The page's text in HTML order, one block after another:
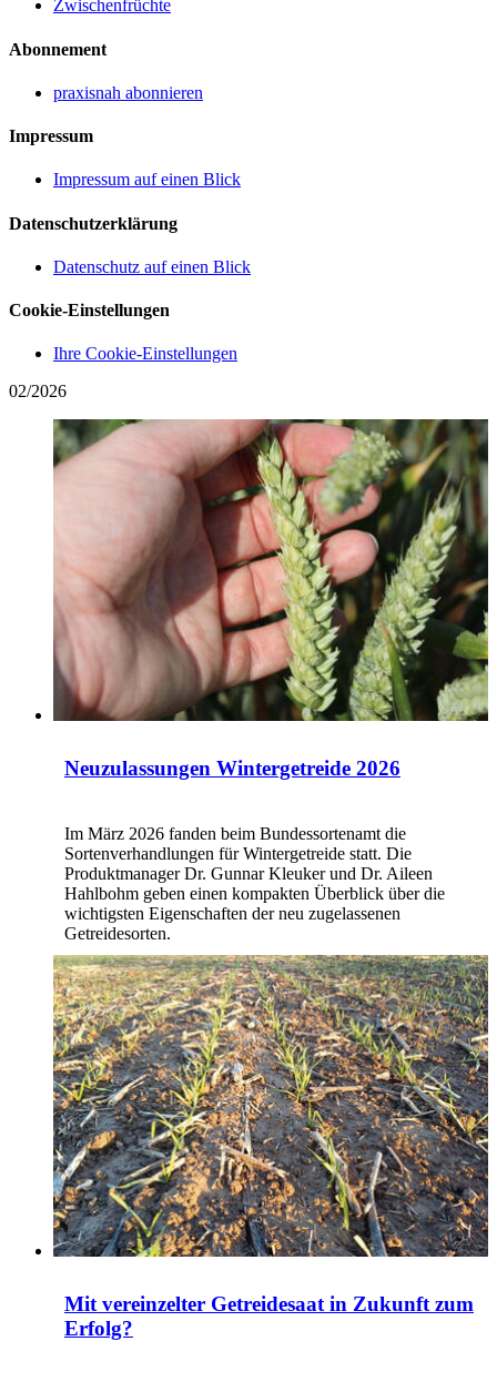
Zwischenfrüchte
Abonnement
praxisnah abonnieren
Impressum
Impressum auf einen Blick
Datenschutzerklärung
Datenschutz auf einen Blick
Cookie-Einstellungen
Ihre Cookie-Einstellungen
02/2026
Neuzulassungen Wintergetreide 2026
Im März 2026 fanden beim Bundessortenamt die
Sortenverhandlungen für Wintergetreide statt. Die
Produktmanager Dr. Gunnar Kleuker und Dr. Aileen
Hahlbohm geben einen kompakten Überblick über die
wichtigsten Eigenschaften der neu zugelassenen
Getreidesorten.
Mit vereinzelter Getreidesaat in Zukunft zum
Erfolg?